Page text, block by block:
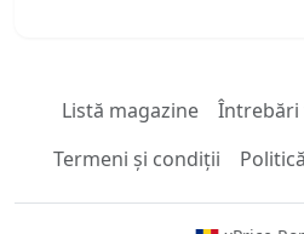
Listă magazine Întrebări
Termeni și condiții